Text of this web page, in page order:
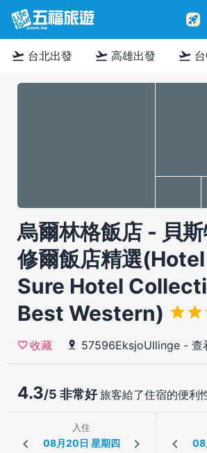
rocket_launch
flight_takeoff 台北出發 flight_takeoff 高雄出發 flight_takeoff
烏爾林格飯店 - 貝
修爾飯店精選
Sure Hotel
Best Western)
收藏 57596EksjoUllinge - 查
4.3/5 非常好旅客給了住宿的便利
入住